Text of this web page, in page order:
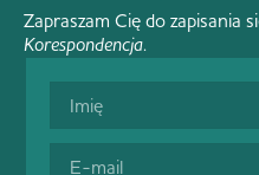
Zapraszam Cię do zapisania
Korespondencja.